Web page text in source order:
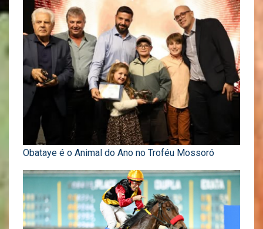
Obataye é o Animal do Ano no Troféu Mossoró